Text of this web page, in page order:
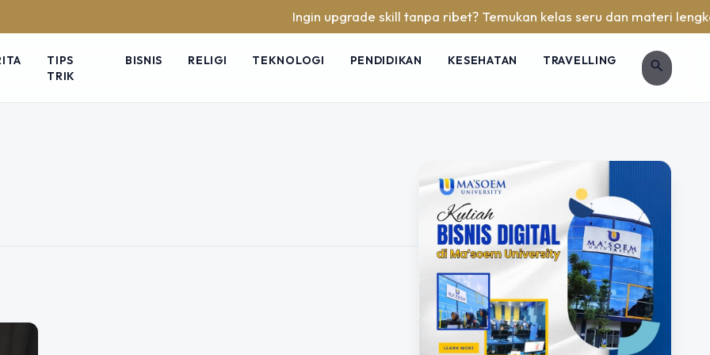
Ingin upgrade skill tanpa ribet? Temukan kelas seru dan materi lengkap
TIPS
TRIK
BISNIS RELIGI TEKNOLOGI PENDIDIKAN KESEHATAN TRAVELLING search
Pahala Baca Al
Tahun Ini
selalu dinanti umat Islam di